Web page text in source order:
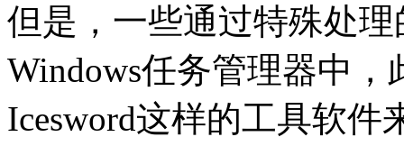
但是，一些通过特殊处
Windows任务管理器中
Icesword这样的工具软